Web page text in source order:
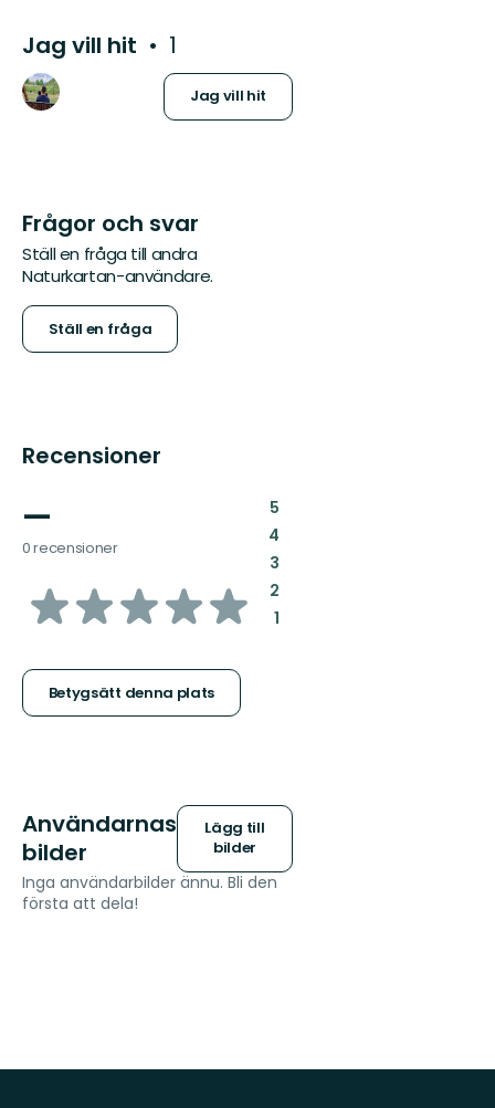
Jag vill hit 1
Jag vill hit
Frågor och svar
Ställ en fråga till andra
Naturkartan-användare.
Ställ en fråga
Recensioner
—
0 recensioner
av
stjärnor
Betygsätt denna plats
5:
4:
3:
2:
1:
Användarnas
bilder
Lägg till
bilder
Inga användarbilder ännu. Bli den
första att dela!